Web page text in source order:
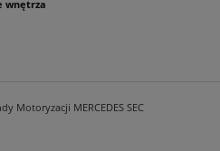
wnętrza
Motoryzacji MERCEDES SEC